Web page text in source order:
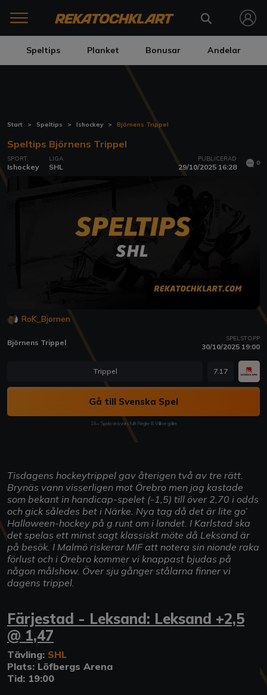
Speltips Planket Bonusar Andelar
Start Speltips Ishockey Björnens Trippel
Speltips Björnens Trippel
SPORT
Ishockey
LIGA
SHL
PUBLICERAD
29/10/2025 16:28 0
RoK_Bjornen
Björnens Trippel SPELSTOPP
30/10/2025 19:00
Trippel 7.17
Gå till Svenska Spel
18+ Spela ansvarsfullt Regler & Villkor gäller
Tisdagens hockeytrippel gav återigen två av tre rätt.
Brynäs vann visserligen mot Örebro men jag kastade
som bekant in handicap-spelet (-1,5) till över 2,70 i odds
och gick således bet i Närke. Nya tag då det är lite go’
Halloween-hockey på g runt om i landet. I Karlstad ska
det spelas ett minst sagt klassiskt möte då Leksand är
på besök. I Malmö riskerar MIF att notera sin nionde raka
förlust och i Örebro kommer vi knappast bjudas på
någon målshow. Över sju gånger stålarna finner vi
dagens trippel.
Färjestad - Leksand: Leksand +2,5
@ 1,47
Tävling: SHL
Plats: Löfbergs Arena
Tid: 19:00